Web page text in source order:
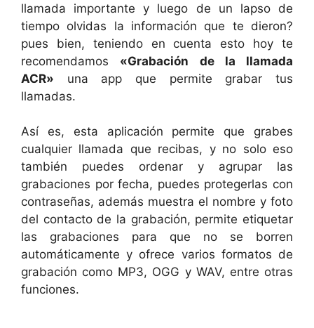
llamada importante y luego de un lapso de
tiempo olvidas la información que te dieron?
pues bien, teniendo en cuenta esto hoy te
recomendamos «Grabación de la llamada
ACR» una app que permite grabar tus
llamadas.
Así es, esta aplicación permite que grabes
cualquier llamada que recibas, y no solo eso
también puedes ordenar y agrupar las
grabaciones por fecha, puedes protegerlas con
contraseñas, además muestra el nombre y foto
del contacto de la grabación, permite etiquetar
las grabaciones para que no se borren
automáticamente y ofrece varios formatos de
grabación como MP3, OGG y WAV, entre otras
funciones.